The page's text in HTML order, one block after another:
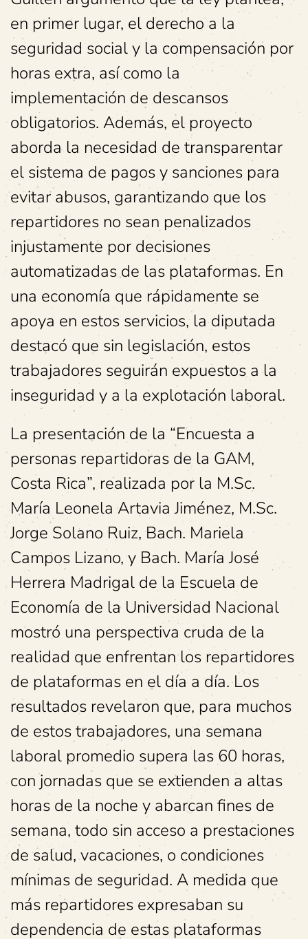
en primer lugar, el derecho a la
seguridad social y la compensación por
horas extra, así como la
implementación de descansos
obligatorios. Además, el proyecto
aborda la necesidad de transparentar
el sistema de pagos y sanciones para
evitar abusos, garantizando que los
repartidores no sean penalizados
injustamente por decisiones
automatizadas de las plataformas. En
una economía que rápidamente se
apoya en estos servicios, la diputada
destacó que sin legislación, estos
trabajadores seguirán expuestos a la
inseguridad y a la explotación laboral.
La presentación de la “Encuesta a
personas repartidoras de la GAM,
Costa Rica”, realizada por la M.Sc.
María Leonela Artavia Jiménez, M.Sc.
Jorge Solano Ruiz, Bach. Mariela
Campos Lizano, y Bach. María José
Herrera Madrigal de la Escuela de
Economía de la Universidad Nacional
mostró una perspectiva cruda de la
realidad que enfrentan los repartidores
de plataformas en el día a día. Los
resultados revelaron que, para muchos
de estos trabajadores, una semana
laboral promedio supera las 60 horas,
con jornadas que se extienden a altas
horas de la noche y abarcan fines de
semana, todo sin acceso a prestaciones
de salud, vacaciones, o condiciones
mínimas de seguridad. A medida que
más repartidores expresaban su
dependencia de estas plataformas